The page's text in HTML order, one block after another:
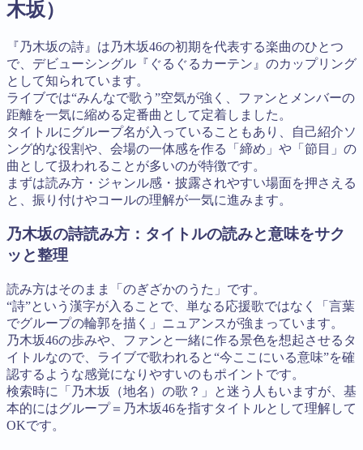
木坂）
『乃木坂の詩』は乃木坂46の初期を代表する楽曲のひとつ
で、デビューシングル『ぐるぐるカーテン』のカップリング
として知られています。
ライブでは“みんなで歌う”空気が強く、ファンとメンバーの
距離を一気に縮める定番曲として定着しました。
タイトルにグループ名が入っていることもあり、自己紹介ソ
ング的な役割や、会場の一体感を作る「締め」や「節目」の
曲として扱われることが多いのが特徴です。
まずは読み方・ジャンル感・披露されやすい場面を押さえる
と、振り付けやコールの理解が一気に進みます。
乃木坂の詩読み方：タイトルの読みと意味をサク
ッと整理
読み方はそのまま「のぎざかのうた」です。
“詩”という漢字が入ることで、単なる応援歌ではなく「言葉
でグループの輪郭を描く」ニュアンスが強まっています。
乃木坂46の歩みや、ファンと一緒に作る景色を想起させるタ
イトルなので、ライブで歌われると“今ここにいる意味”を確
認するような感覚になりやすいのもポイントです。
検索時に「乃木坂（地名）の歌？」と迷う人もいますが、基
本的にはグループ＝乃木坂46を指すタイトルとして理解して
OKです。